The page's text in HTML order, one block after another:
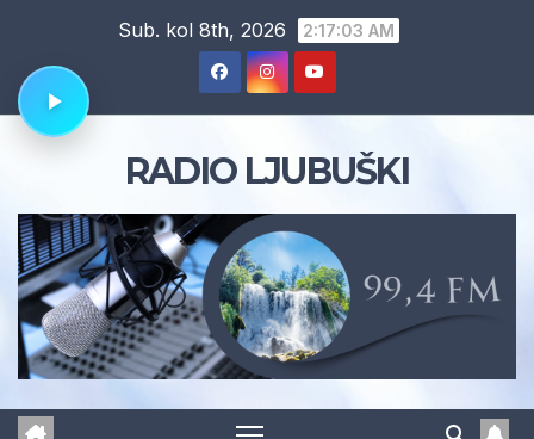
content
Sub. kol 8th, 2026 2:17:03 AM
RADIO LJUBUŠKI